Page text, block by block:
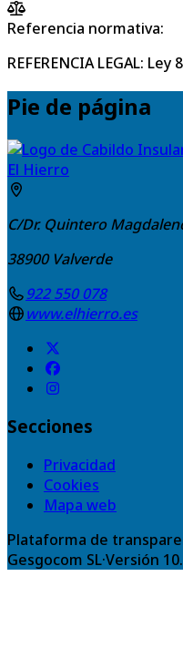
Referencia normativa:
REFERENCIA LEGAL:
Pie de página
El Hierro
C/Dr. Quintero
38900 Valverde
922 550 078
www.elhierro.es
Secciones
Privacidad
Cookies
Mapa web
Plataforma de
Gesgocom SL·Versión